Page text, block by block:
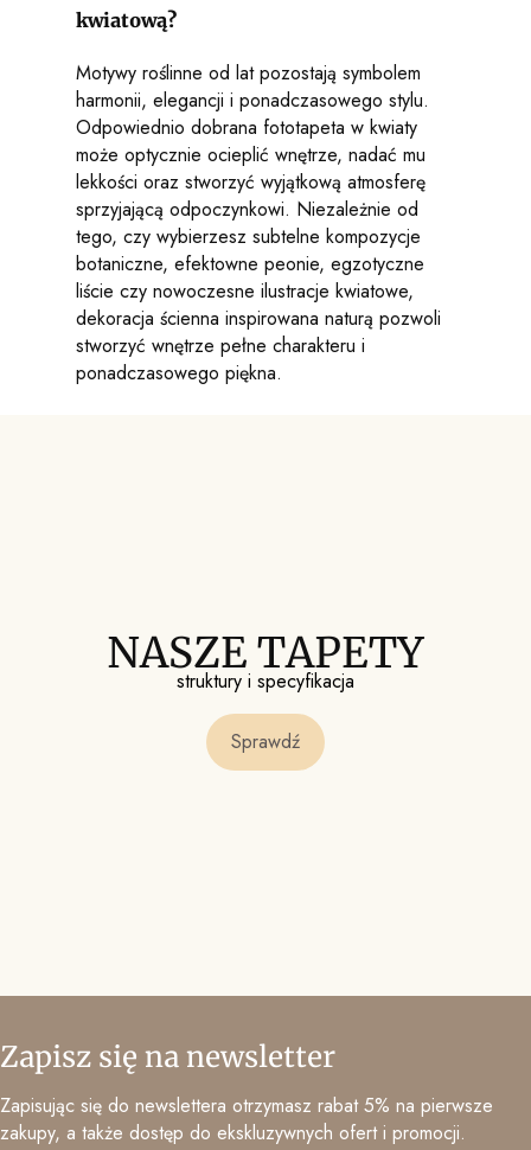
kwiatową?
Motywy roślinne od lat pozostają symbolem
harmonii, elegancji i ponadczasowego stylu.
Odpowiednio dobrana fototapeta w kwiaty
może optycznie ocieplić wnętrze, nadać mu
lekkości oraz stworzyć wyjątkową atmosferę
sprzyjającą odpoczynkowi. Niezależnie od
tego, czy wybierzesz subtelne kompozycje
botaniczne, efektowne peonie, egzotyczne
liście czy nowoczesne ilustracje kwiatowe,
dekoracja ścienna inspirowana naturą pozwoli
stworzyć wnętrze pełne charakteru i
ponadczasowego piękna.
NASZE TAPETY
struktury i specyfikacja
Sprawdź
Zapisz się na newsletter
Zapisując się do newslettera otrzymasz rabat 5% na pierwsze
zakupy, a także dostęp do ekskluzywnych ofert i promocji.